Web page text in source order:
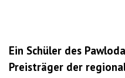
Ein Schüler des
Preisträger der